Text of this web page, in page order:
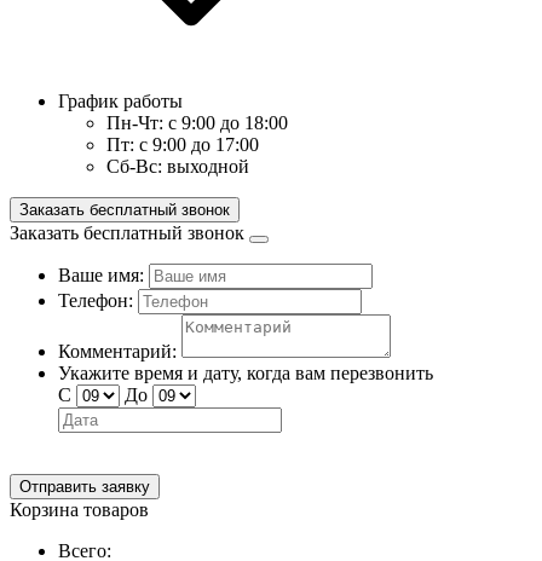
График работы
Пн-Чт: с 9:00 до 18:00
Пт: с 9:00 до 17:00
Сб-Вс: выходной
Заказать бесплатный звонок
Заказать бесплатный звонок
Ваше имя:
Телефон:
Комментарий:
Укажите время и дату, когда вам перезвонить
С
До
Отправить заявку
Корзина товаров
Всего: